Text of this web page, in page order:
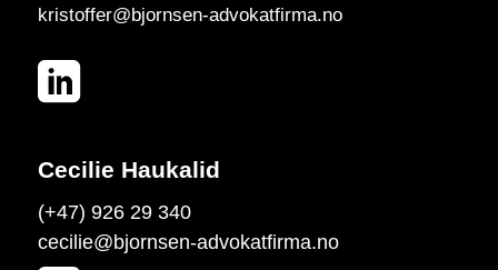
kristoffer@bjornsen-advokatfirma.no
Cecilie Haukalid
(+47) 926 29 340
cecilie@bjornsen-advokatfirma.no